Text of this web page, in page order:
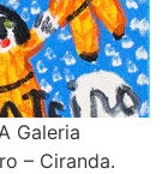
Galeria
– Ciranda.